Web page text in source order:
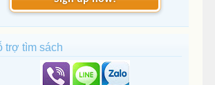
trợ tìm sách